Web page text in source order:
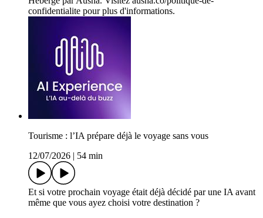
confidentialite pour plus d'informations.
Tourisme : l’IA prépare déjà le voyage sans vous
12/07/2026
54 min
Et si votre prochain voyage était déjà décidé par une IA avant
même que vous ayez choisi votre destination ?